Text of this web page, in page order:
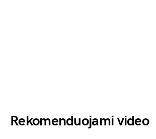
Rekomenduojami video